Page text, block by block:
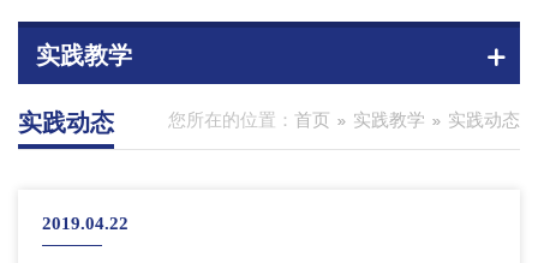
实践教学
您所在的位置： 首页 实践教学 实践动态
实践动态
2019.04.22